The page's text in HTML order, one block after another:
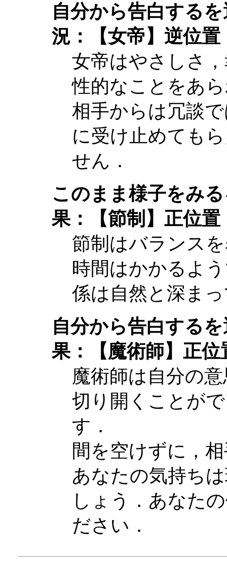
自分から告白する
況：【女帝】逆位置
女帝はやさしさ
性的なことをあ
相手からは冗談
に受け止めても
せん．
このまま様子をみ
果：【節制】正位置
節制はバランス
時間はかかるよ
係は自然と深ま
自分から告白する
果：【魔術師】正位
魔術師は自分の
切り開くことが
す．
間を空けずに，
あなたの気持ち
しょう．あなた
ださい．